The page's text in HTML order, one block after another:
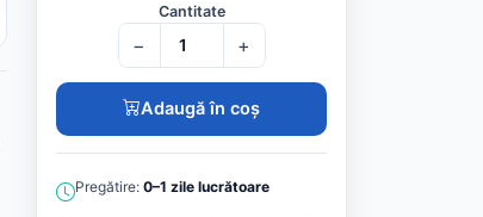
Cantitate
− +
Adaugă în coș
Pregătire: 0–1 zile lucrătoare